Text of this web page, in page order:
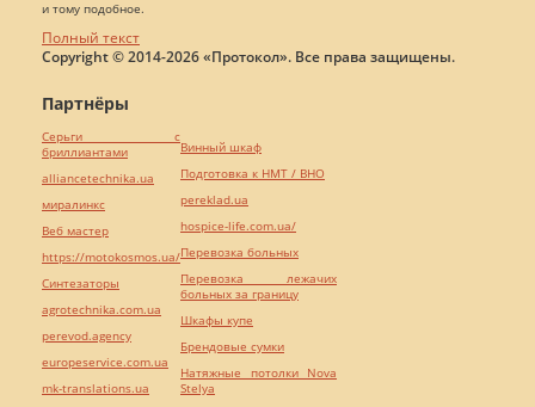
и тому подобное.
Полный текст
Copyright © 2014-2026 «Протокол». Все права защищены.
Партнёры
Серьги с
бриллиантами
alliancetechnika.ua
миралинкс
Веб мастер
https://motokosmos.ua/
Синтезаторы
agrotechnika.com.ua
perevod.agency
europeservice.com.ua
mk-translations.ua
Винный шкаф
Подготовка к НМТ / ВНО
pereklad.ua
hospice-life.com.ua/
Перевозка больных
Перевозка лежачих
больных за границу
Шкафы купе
Брендовые сумки
Натяжные потолки Nova
Stelya